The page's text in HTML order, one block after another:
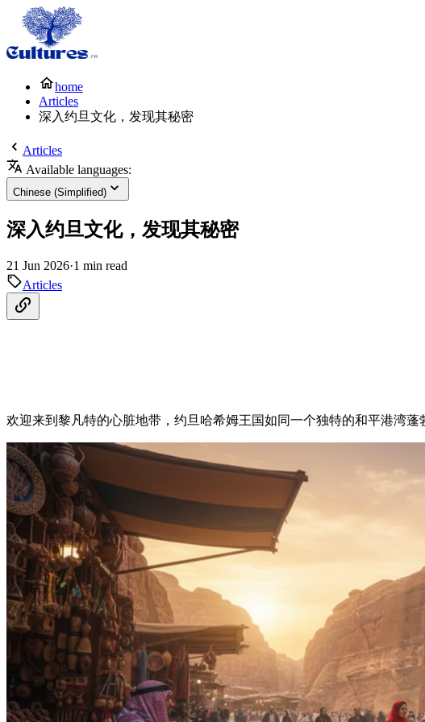
home
Articles
深入约旦文化，发现其秘密
Articles
Available languages:
Chinese (Simplified)
深入约旦文化，发现其秘密
21 Jun 2026·1 min read
Articles
欢迎来到黎凡特的心脏地带，约旦哈希姆王国如同一个独特的和平港湾蓬